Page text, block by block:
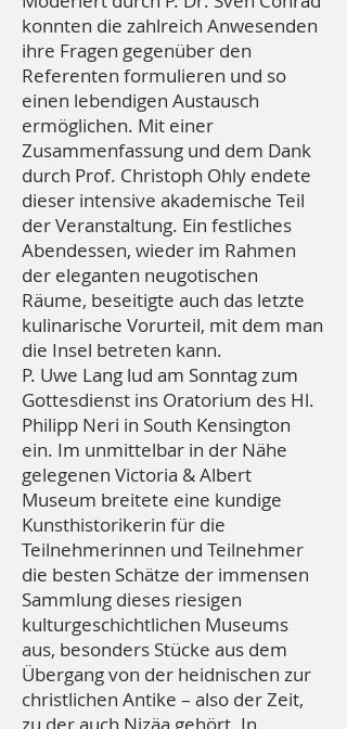
konnten die zahlreich Anwesenden
ihre Fragen gegenüber den
Referenten formulieren und so
einen lebendigen Austausch
ermöglichen. Mit einer
Zusammenfassung und dem Dank
durch Prof. Christoph Ohly endete
dieser intensive akademische Teil
der Veranstaltung. Ein festliches
Abendessen, wieder im Rahmen
der eleganten neugotischen
Räume, beseitigte auch das letzte
kulinarische Vorurteil, mit dem man
die Insel betreten kann.
P. Uwe Lang lud am Sonntag zum
Gottesdienst ins Oratorium des Hl.
Philipp Neri in South Kensington
ein. Im unmittelbar in der Nähe
gelegenen Victoria & Albert
Museum breitete eine kundige
Kunsthistorikerin für die
Teilnehmerinnen und Teilnehmer
die besten Schätze der immensen
Sammlung dieses riesigen
kulturgeschichtlichen Museums
aus, besonders Stücke aus dem
Übergang von der heidnischen zur
christlichen Antike – also der Zeit,